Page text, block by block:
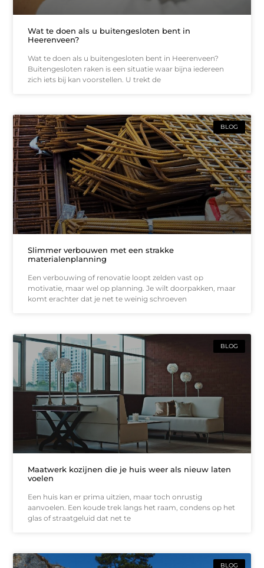
Wat te doen als u buitengesloten bent in
Heerenveen?
Wat te doen als u buitengesloten bent in Heerenveen?
Buitengesloten raken is een situatie waar bijna iedereen
zich iets bij kan voorstellen. U trekt de
BLOG
Slimmer verbouwen met een strakke
materialenplanning
Een verbouwing of renovatie loopt zelden vast op
motivatie, maar wel op planning. Je wilt doorpakken, maar
komt erachter dat je net te weinig schroeven
BLOG
Maatwerk kozijnen die je huis weer als nieuw laten
voelen
Een huis kan er prima uitzien, maar toch onrustig
aanvoelen. Een koude trek langs het raam, condens op het
glas of straatgeluid dat net te
BLOG